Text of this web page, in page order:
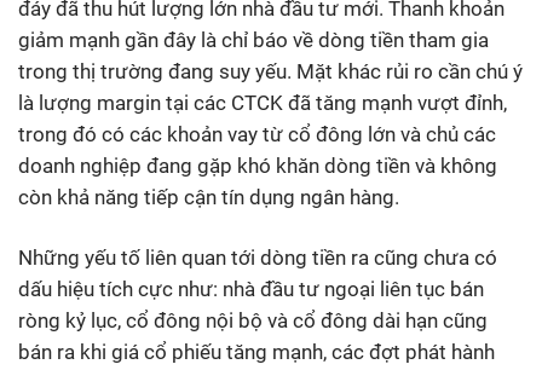
đáy đã thu hút lượng lớn nhà đầu tư mới. Thanh khoản
giảm mạnh gần đây là chỉ báo về dòng tiền tham gia
trong thị trường đang suy yếu. Mặt khác rủi ro cần chú ý
là lượng margin tại các CTCK đã tăng mạnh vượt đỉnh,
trong đó có các khoản vay từ cổ đông lớn và chủ các
doanh nghiệp đang gặp khó khăn dòng tiền và không
còn khả năng tiếp cận tín dụng ngân hàng.
Những yếu tố liên quan tới dòng tiền ra cũng chưa có
dấu hiệu tích cực như: nhà đầu tư ngoại liên tục bán
ròng kỷ lục, cổ đông nội bộ và cổ đông dài hạn cũng
bán ra khi giá cổ phiếu tăng mạnh, các đợt phát hành